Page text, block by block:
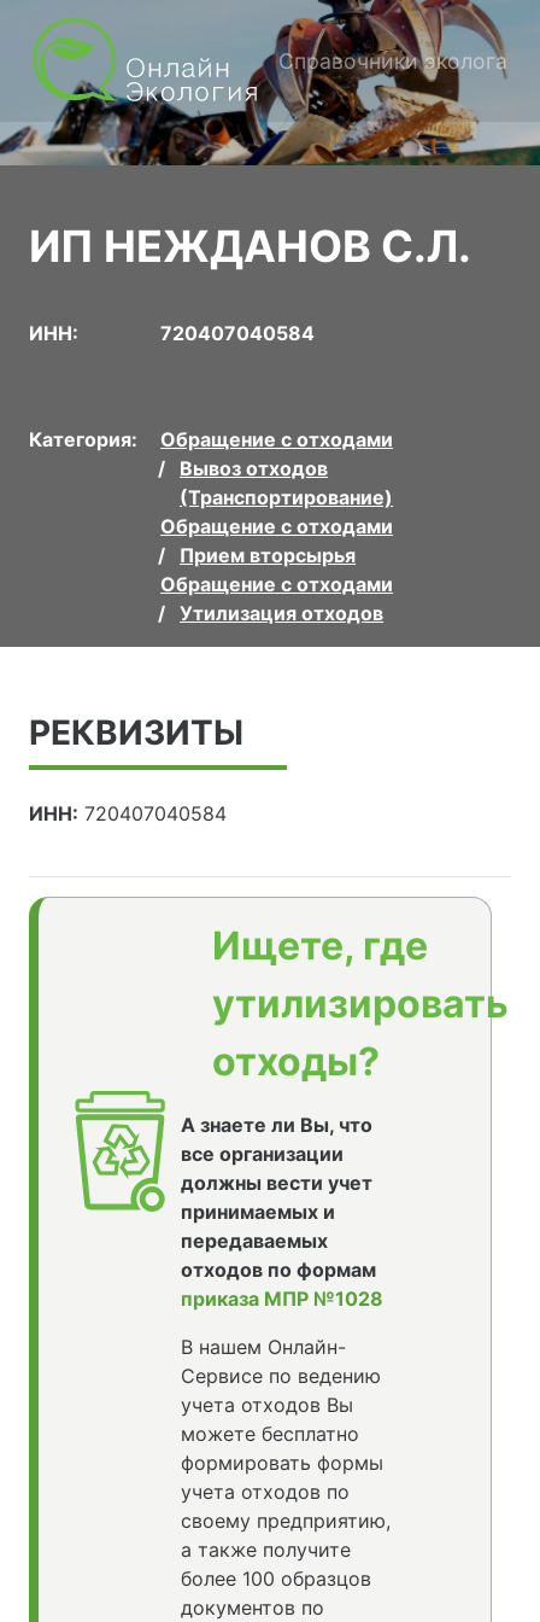
Справочники эколога
ИП НЕЖДАНОВ С.Л.
ИНН: 720407040584
Категория:
Обращение с отходами
Вывоз отходов
(Транспортирование)
Обращение с отходами
Прием вторсырья
Обращение с отходами
Утилизация отходов
РЕКВИЗИТЫ
ИНН: 720407040584
Ищете, где
утилизировать
отходы?
А знаете ли Вы, что
все организации
должны вести учет
принимаемых и
передаваемых
отходов по формам
приказа МПР №1028
В нашем Онлайн-
Сервисе по ведению
учета отходов Вы
можете бесплатно
формировать формы
учета отходов по
своему предприятию,
а также получите
более 100 образцов
документов по